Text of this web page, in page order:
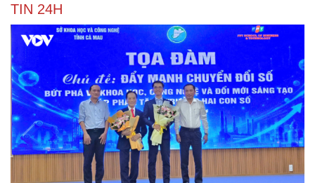
TIN 24H